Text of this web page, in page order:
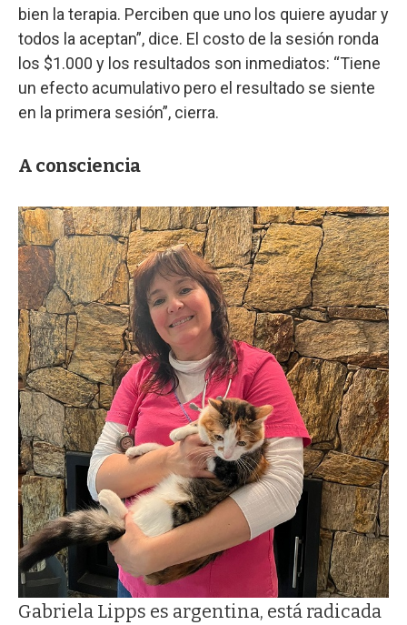
bien la terapia. Perciben que uno los quiere ayudar y
todos la aceptan”, dice. El costo de la sesión ronda
los $1.000 y los resultados son inmediatos: “Tiene
un efecto acumulativo pero el resultado se siente
en la primera sesión”, cierra.
A consciencia
Gabriela Lipps es argentina, está radicada